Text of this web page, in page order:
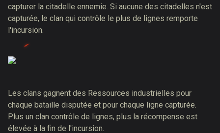
capturer la citadelle ennemie. Si aucune des citadelles n'est
capturée, le clan qui contrôle le plus de lignes remporte
l'incursion.
Les clans gagnent des Ressources industrielles pour
chaque bataille disputée et pour chaque ligne capturée.
Plus un clan contrôle de lignes, plus la récompense est
élevée à la fin de l'incursion.